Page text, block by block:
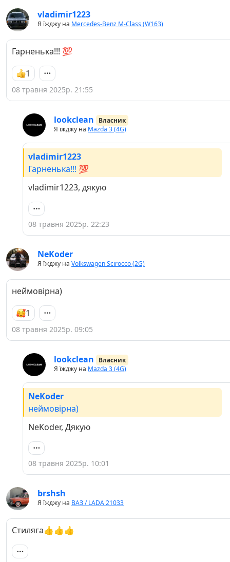
vladimir1223
Я їжджу на Mercedes-Benz M-Class (W163)
Гарненька!!! 💯
1
08 травня 2025р. 21:55
lookclean
Власник
Я їжджу на Mazda 3 (4G)
vladimir1223
Гарненька!!! 💯
vladimir1223, дякую
08 травня 2025р. 22:23
NeKoder
Я їжджу на Volkswagen Scirocco (2G)
неймовірна)
1
08 травня 2025р. 09:05
lookclean
Власник
Я їжджу на Mazda 3 (4G)
NeKoder
неймовірна)
NeKoder, Дякую
08 травня 2025р. 10:01
brshsh
Я їжджу на ВАЗ / LADA 21033
Стиляга👍👍👍